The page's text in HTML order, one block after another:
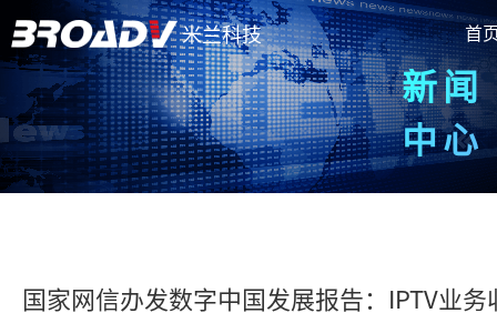
米兰科技 首
新闻
中心
国家网信办发数字中国发展报告：IPTV业